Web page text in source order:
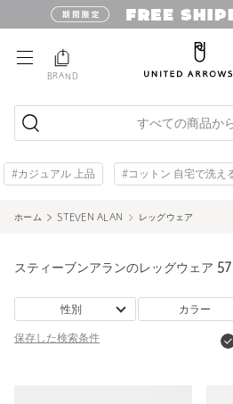
BRAND
すべての商品か
#カジュアル 上品 #コットン 自宅で洗え
ホーム STEVEN ALAN レッグウェア
スティーブンアランのレッグウェア 57
性別 カラー
保存した検索条件